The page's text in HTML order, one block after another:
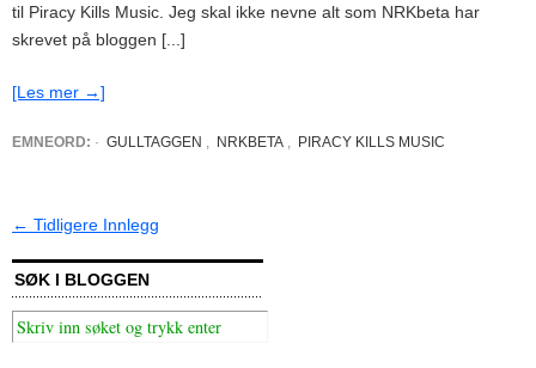
til Piracy Kills Music. Jeg skal ikke nevne alt som NRKbeta har
skrevet på bloggen [...]
[Les mer →]
EMNEORD: · GULLTAGGEN NRKBETA PIRACY KILLS MUSIC
← Tidligere Innlegg
SØK I BLOGGEN